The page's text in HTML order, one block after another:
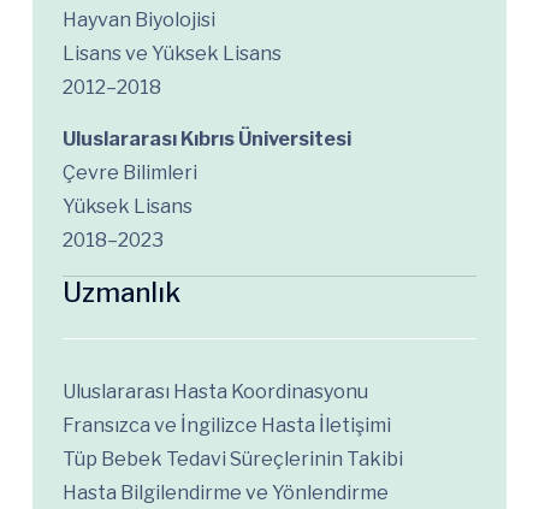
Hayvan Biyolojisi
Lisans ve Yüksek Lisans
2012–2018
Uluslararası Kıbrıs Üniversitesi
Çevre Bilimleri
Yüksek Lisans
2018–2023
Uzmanlık
Uluslararası Hasta Koordinasyonu
Fransızca ve İngilizce Hasta İletişimi
Tüp Bebek Tedavi Süreçlerinin Takibi
Hasta Bilgilendirme ve Yönlendirme